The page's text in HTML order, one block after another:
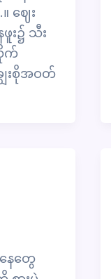
ဈေး
း၌ သီး
က်
ေးစိုအဝတ်
နေတွေ